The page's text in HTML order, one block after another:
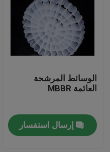
معلومات عنا
جولة في المعمل
مراقبة الجودة
اتصل بنا
الوسائط المرشحة
العائمة MBBR
إرسال استفسار